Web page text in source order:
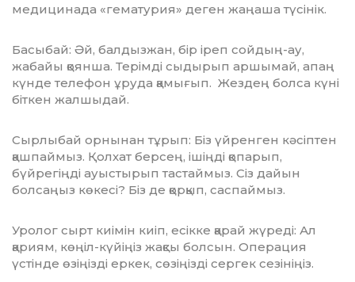
медицинада «гематурия» деген жаңаша түсінік.
Басыбай: Әй, балдызжан, бір іреп сой­дың-ау,
жабайы қоянша. Терімді сыдырып аршымай, апаң
күнде телефон ұруда қамы­ғып. Жездең болса күні
біткен жалшыдай.
Сырлыбай орнынан тұрып: Біз үйренген кәсіптен
қашпаймыз. Қолхат берсең, ішіңді қопарып,
бүйрегіңді ауыстырып тастаймыз. Сіз дайын
болсаңыз көкесі? Біз де қорқып, саспаймыз.
Уролог сырт киімін киіп, есікке қарай жүреді: Ал
қариям, көңіл-күйіңіз жақсы болсын. Операция
үстінде өзіңізді еркек, сөзіңізді сергек сезініңіз.